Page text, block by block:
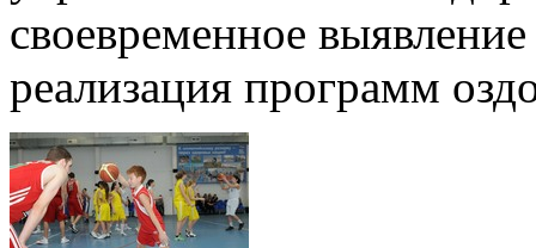
своевременное
реализация программ